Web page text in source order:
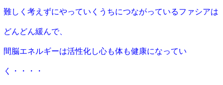
難しく考えずにやっていくうちにつながっているファシアは
どんどん緩んで、
間脳エネルギーは活性化し心も体も健康になってい
く・・・・